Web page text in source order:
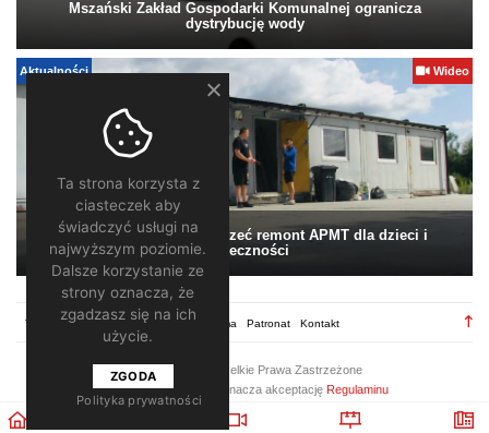
Mszański Zakład Gospodarki Komunalnej ogranicza
dystrybucję wody
Aktualności Wideo
Pomagamy. Warto wesprzeć remont APMT dla dzieci i
społeczności
Regulamin Redakcja Reklama Patronat Kontakt
2026 ©
/ Wszelkie Prawa Zastrzeżone
Korzystanie z portalu oznacza akceptację Regulaminu
Ta strona korzysta z
ciasteczek aby
świadczyć usługi na
najwyższym poziomie.
Dalsze korzystanie ze
strony oznacza, że
zgadzasz się na ich
użycie.
ZGODA
Polityka prywatności